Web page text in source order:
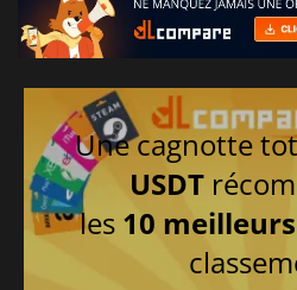
Une cagnotte
USDT
les 10